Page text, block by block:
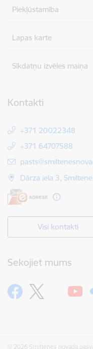
Piekļūstamība
Lapas karte
Sīkdatņu izvēles maiņa
Kontakti
+371 20022348
+371 64707588
E-pasts:
Dārza iela 3,
Visi kontakti
Sekojiet mums
© 2026 Smiltenes novada